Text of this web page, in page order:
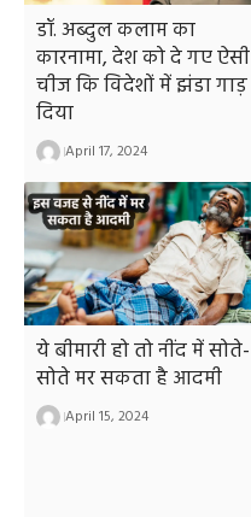
डॉ. अब्दुल कलाम का
कारनामा, देश को दे गए ऐसी
चीज कि विदेशों में झंडा गाड़
दिया
April 17, 2024
ये बीमारी हो तो नींद में सोते-
सोते मर सकता है आदमी
April 15, 2024